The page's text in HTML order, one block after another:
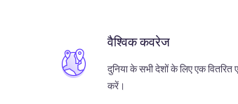
वैश्विक कवरेज
दुनिया के सभी देशों के लिए एक
करें।